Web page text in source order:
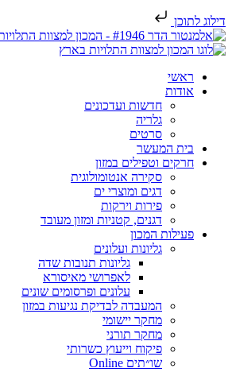
דילוג לתוכן
ראשי
אודות
חדשות ועדכונים
גלריה
סרטים
בית המעשר
חרקים וטפילים במזון
סקירה אנטומולוגית
דגים ומוצרי ים
פירות וירקות
דגנים, קטניות ומזון מעובד
פעילות המכון
גליונות ועלונים
גליונות תנובות שדה
לאפרושי מאיסורא
עלונים ופרסומים שונים
המעבדה לבדיקת נגיעות במזון
מחקר יישומי
מחקר תורני
פיקוח וייעוץ כשרותי
שו״תים Online